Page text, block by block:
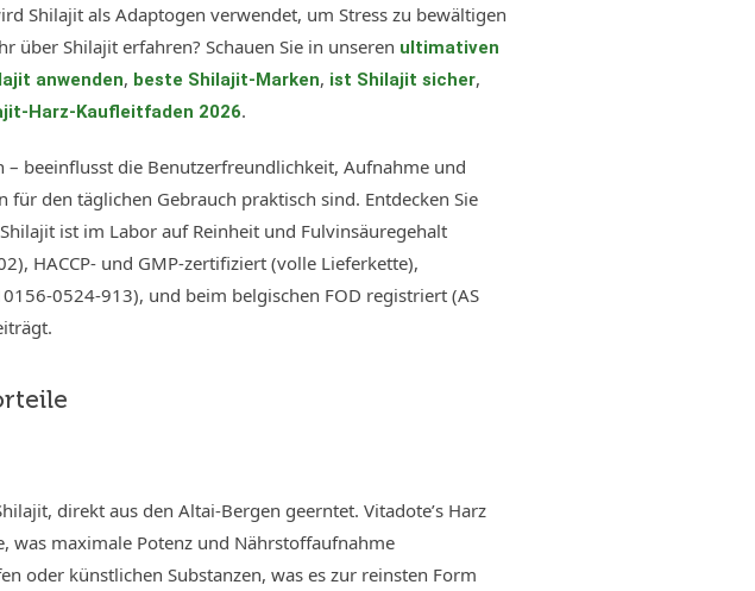
Shilajit als Adaptogen verwendet, um Stress zu bewältigen
über Shilajit erfahren? Schauen Sie in unseren ultimativen
anwenden, beste Shilajit-Marken, ist Shilajit sicher,
Harz-Kaufleitfaden 2026.
– beeinflusst die Benutzerfreundlichkeit, Aufnahme und
den täglichen Gebrauch praktisch sind. Entdecken Sie
ist im Labor auf Reinheit und Fulvinsäuregehalt
HACCP- und GMP-zertifiziert (volle Lieferkette),
0524-913), und beim belgischen FOD registriert (AS
direkt aus den Altai-Bergen geerntet. Vitadote’s Harz
was maximale Potenz und Nährstoffaufnahme
oder künstlichen Substanzen, was es zur reinsten Form